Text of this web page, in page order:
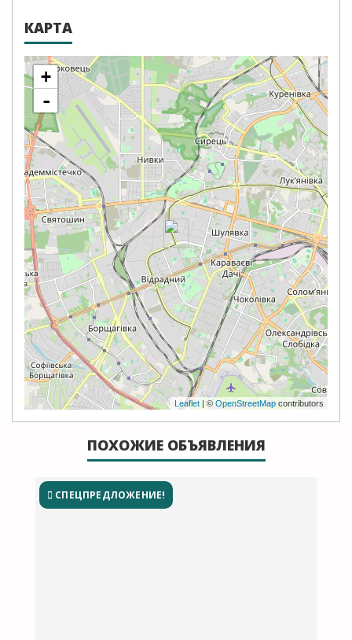
КАРТА
+
-
Leaflet | © OpenStreetMap contributors
ПОХОЖИЕ ОБЪЯВЛЕНИЯ
СПЕЦПРЕДЛОЖЕНИЕ!